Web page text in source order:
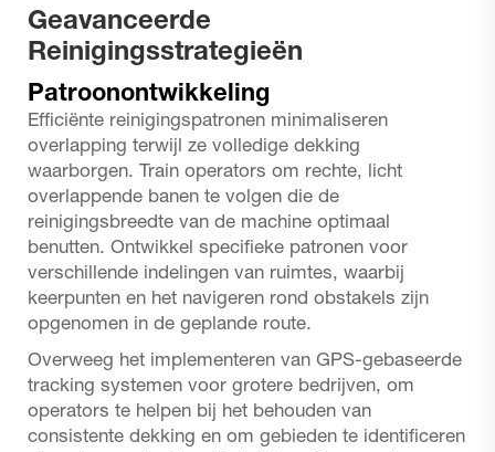
Geavanceerde
Reinigingsstrategieën
Patroonontwikkeling
Efficiënte reinigingspatronen minimaliseren
overlapping terwijl ze volledige dekking
waarborgen. Train operators om rechte, licht
overlappende banen te volgen die de
reinigingsbreedte van de machine optimaal
benutten. Ontwikkel specifieke patronen voor
verschillende indelingen van ruimtes, waarbij
keerpunten en het navigeren rond obstakels zijn
opgenomen in de geplande route.
Overweeg het implementeren van GPS-gebaseerde
tracking systemen voor grotere bedrijven, om
operators te helpen bij het behouden van
consistente dekking en om gebieden te identificeren